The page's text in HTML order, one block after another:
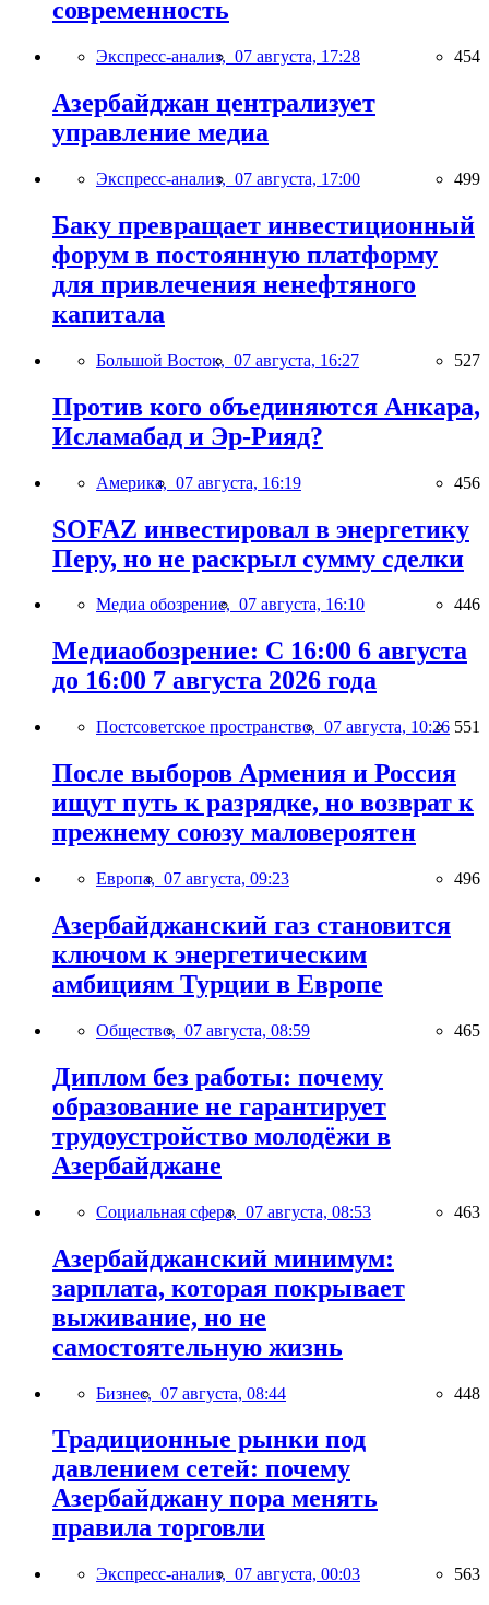
современность
Экспресс-анализ, 07 августа, 17:28 454
Азербайджан централизует
управление медиа
Экспресс-анализ, 07 августа, 17:00 499
Баку превращает инвестиционный
форум в постоянную платформу
для привлечения ненефтяного
капитала
Большой Восток, 07 августа, 16:27 527
Против кого объединяются Анкара,
Исламабад и Эр-Рияд?
Америка, 07 августа, 16:19 456
SOFAZ инвестировал в энергетику
Перу, но не раскрыл сумму сделки
Медиа обозрение, 07 августа, 16:10 446
Медиаобозрение: С 16:00 6 августа
до 16:00 7 августа 2026 года
Постсоветское пространство, 07 августа, 10:26 551
После выборов Армения и Россия
ищут путь к разрядке, но возврат к
прежнему союзу маловероятен
Европа, 07 августа, 09:23 496
Азербайджанский газ становится
ключом к энергетическим
амбициям Турции в Европе
Общество, 07 августа, 08:59 465
Диплом без работы: почему
образование не гарантирует
трудоустройство молодёжи в
Азербайджане
Социальная сфера, 07 августа, 08:53 463
Азербайджанский минимум:
зарплата, которая покрывает
выживание, но не
самостоятельную жизнь
Бизнес, 07 августа, 08:44 448
Традиционные рынки под
давлением сетей: почему
Азербайджану пора менять
правила торговли
Экспресс-анализ, 07 августа, 00:03 563